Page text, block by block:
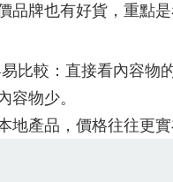
牌也有好貨，重點是
比較：直接看內容物
物少。
產品，價格往往更實